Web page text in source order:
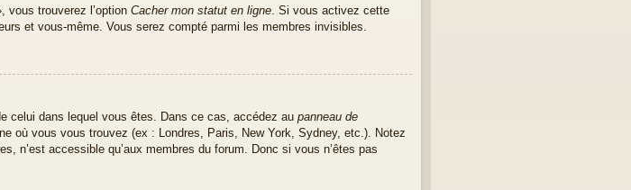
vous trouverez l’option Cacher mon statut en ligne . Si vous activez cette
et vous-même. Vous serez compté parmi les membres invisibles.
celui dans lequel vous êtes. Dans ce cas, accédez au panneau de
où vous vous trouvez (ex : Londres, Paris, New York, Sydney, etc.). Notez
n’est accessible qu’aux membres du forum. Donc si vous n’êtes pas